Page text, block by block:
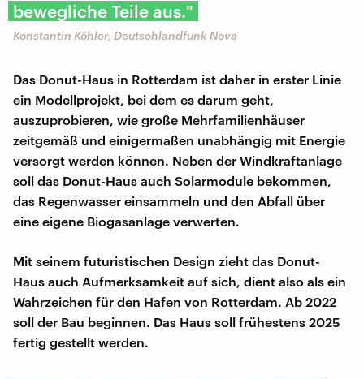
bewegliche Teile aus."
Konstantin Köhler, Deutschlandfunk Nova
Das Donut-Haus in Rotterdam ist daher in erster Linie
ein Modellprojekt, bei dem es darum geht,
auszuprobieren, wie große Mehrfamilienhäuser
zeitgemäß und einigermaßen unabhängig mit Energie
versorgt werden können. Neben der Windkraftanlage
soll das Donut-Haus auch Solarmodule bekommen,
das Regenwasser einsammeln und den Abfall über
eine eigene Biogasanlage verwerten.
Mit seinem futuristischen Design zieht das Donut-
Haus auch Aufmerksamkeit auf sich, dient also als ein
Wahrzeichen für den Hafen von Rotterdam. Ab 2022
soll der Bau beginnen. Das Haus soll frühestens 2025
fertig gestellt werden.